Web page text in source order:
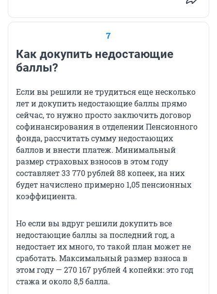
7
Как докупить недостающие
баллы?
Если вы решили не трудиться еще несколько
лет и докупить недостающие баллы прямо
сейчас, то нужно просто заключить договор
софинансирования в отделении Пенсионного
фонда, рассчитать сумму недостающих
баллов и внести платеж. Минимальный
размер страховых взносов в этом году
составляет 33 770 рублей 88 копеек, на них
будет начислено примерно 1,05 пенсионных
коэффициента.
Но если вы вдруг решили докупить все
недостающие баллы за последний год, а
недостает их много, то такой план может не
сработать. Максимальный размер взноса в
этом году — 270 167 рублей 4 копейки: это год
стажа и около 8,5 балла.